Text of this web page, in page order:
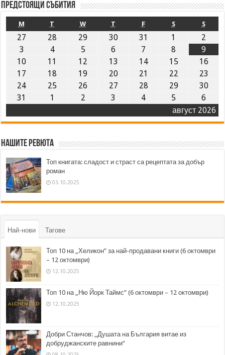
Предстоящи събития
август 2026
M T W T F S S
27 28 29 30 31 1
2
3
4 5 6 7 8
9
10
11 12 13 14 15
16
17
18 19 20 21 22
23
24
25 26 27 28 29
30
31
1 2 3 4 5 6
Нашите ревюта
Топ книгата: сладост и страст са рецептата за добър
роман
03.10.2025
Най-нови Тагове
Топ 10 на „Хеликон” за най-продавани книги (6 октомври
– 12 октомври)
12.10.2025
Топ 10 на „Ню Йорк Таймс” (6 октомври – 12 октомври)
12.10.2025
Добри Станчов: „Душата на България витае из
добруджанските равнини“